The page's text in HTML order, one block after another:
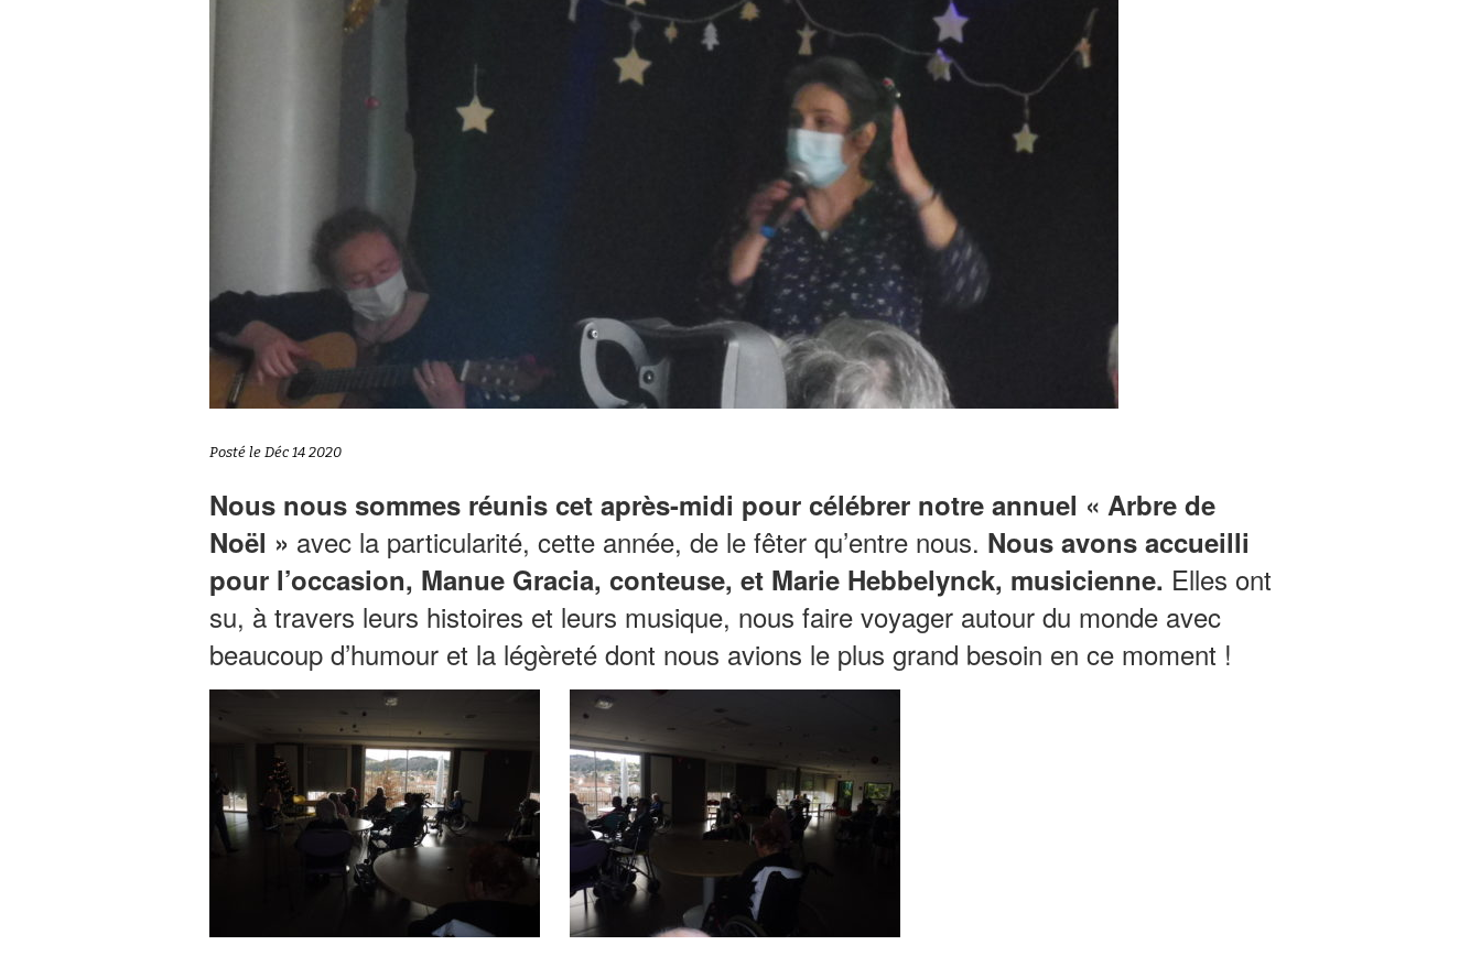
Posté le Déc 14 2020
Nous nous sommes réunis cet après-midi pour célébrer notre annuel « Arbre de
Noël » avec la particularité, cette année, de le fêter qu’entre nous. Nous avons accueilli
pour l’occasion, Manue Gracia, conteuse, et Marie Hebbelynck, musicienne. Elles ont
su, à travers leurs histoires et leurs musique, nous faire voyager autour du monde avec
beaucoup d’humour et la légèreté dont nous avions le plus grand besoin en ce moment !